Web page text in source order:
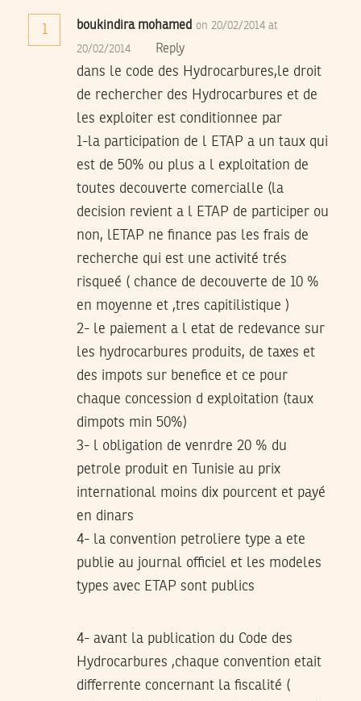
1 boukindira mohamed on 20/02/2014 at
20/02/2014 Reply
dans le code des Hydrocarbures,le droit
de rechercher des Hydrocarbures et de
les exploiter est conditionnee par
1-la participation de l ETAP a un taux qui
est de 50% ou plus a l exploitation de
toutes decouverte comercialle (la
decision revient a l ETAP de participer ou
non, lETAP ne finance pas les frais de
recherche qui est une activité trés
risqueé ( chance de decouverte de 10 %
en moyenne et ,tres capitilistique )
2- le paiement a l etat de redevance sur
les hydrocarbures produits, de taxes et
des impots sur benefice et ce pour
chaque concession d exploitation (taux
dimpots min 50%)
3- l obligation de venrdre 20 % du
petrole produit en Tunisie au prix
international moins dix pourcent et payé
en dinars
4- la convention petroliere type a ete
publie au journal officiel et les modeles
types avec ETAP sont publics
4- avant la publication du Code des
Hydrocarbures ,chaque convention etait
differrente concernant la fiscalité (